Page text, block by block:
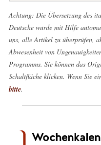
Achtung: Die Übersetzung des
Deutsche wurde mit Hilfe
uns, alle Artikel zu überprüfen,
Abwesenheit von
Programms. Sie können das
Schaltfläche klicken. Wenn Sie
bitte.